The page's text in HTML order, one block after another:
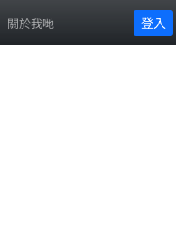
關於我哋 登入